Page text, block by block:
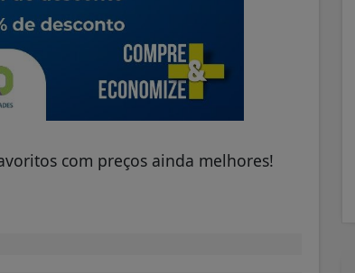
com preços ainda melhores!